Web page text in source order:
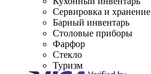
Сервировка и хранение
Барный инвентарь
Столовые приборы
Фарфор
Стекло
Туризм